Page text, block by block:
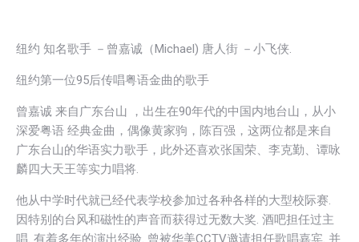
纽约 知名歌手 －曾嘉诚（Michael) 唐人街 －小飞侠.
纽约第一位95后传唱粤语金曲的歌手
曾嘉诚 来自广东台山 ，出生在90年代的中国内地台山，从小
深爱粤语 经典金曲，偶像黄家驹，陈百强，这两位都是来自
广东台山的华语实力歌手，此外还喜欢张国荣、李克勤、谭咏
麟四大天王等实力唱将.
他从中学时代就已经代表学校参加过各种各样的大型校际赛.
因特别的台风和磁性的声音而获得过无数大奖. 酒吧担任过主
唱. 有着多年的演出经验. 曾被华美CCTV邀请担任歌唱嘉宾. 并